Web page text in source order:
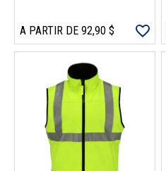
A PARTIR DE 92,90 $